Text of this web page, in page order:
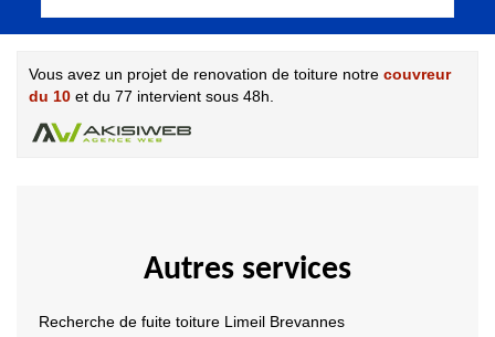
Vous avez un projet de renovation de toiture notre couvreur
du 10 et du 77 intervient sous 48h.
Autres services
Recherche de fuite toiture Limeil Brevannes